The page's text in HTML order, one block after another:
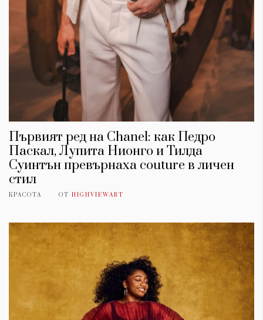
Първият ред на Chanel: как Педро
Паскал, Лупита Нионго и Тилда
Суинтън превърнаха couture в личен
стил
КРАСОТА ОТ HIGHVIEWART
Dialogue
Изкуство
Красота
Wellness
ползване
За нас
Реклама
Политика за
поверителност
ModerenDom
СЛЕДВАЙТЕ НИ
Facebook Instagram Twitter
Pinterest
YouTube
седмичния ни нюзлетър тук:
© 2026, HighViewArt | Всички права запазени